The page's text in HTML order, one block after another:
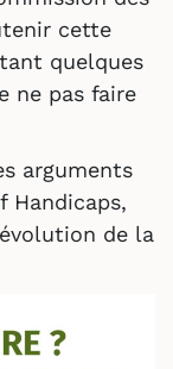
cette
quelques
ne pas faire
arguments
Handicaps,
de la